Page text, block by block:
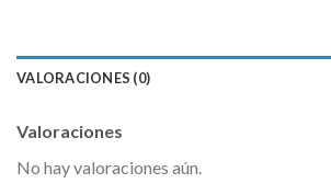
VALORACIONES (0)
Valoraciones
No hay valoraciones aún.